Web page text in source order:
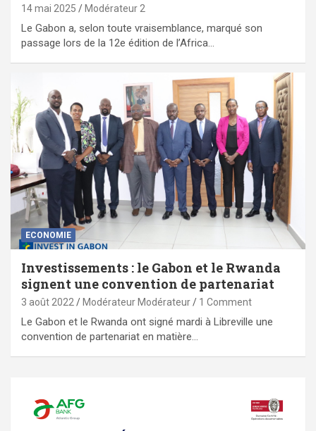
14 mai 2025 Modérateur 2
Le Gabon a, selon toute vraisemblance, marqué son
passage lors de la 12e édition de l’Africa…
ECONOMIE
Investissements : le Gabon et le Rwanda
signent une convention de partenariat
3 août 2022 Modérateur Modérateur 1 Comment
Le Gabon et le Rwanda ont signé mardi à Libreville une
convention de partenariat en matière…